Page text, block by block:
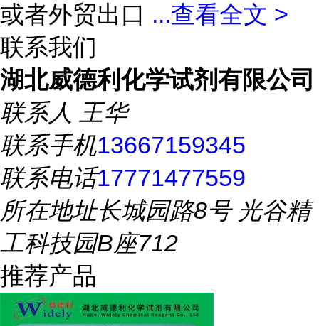
或者外贸出口 ...查看全文 >
联系我们
湖北威德利化学试剂有限公司
联系人 王华
联系手机13667159345
联系电话17771477559
所在地址长城园路8号 光谷精
工科技园B座712
推荐产品